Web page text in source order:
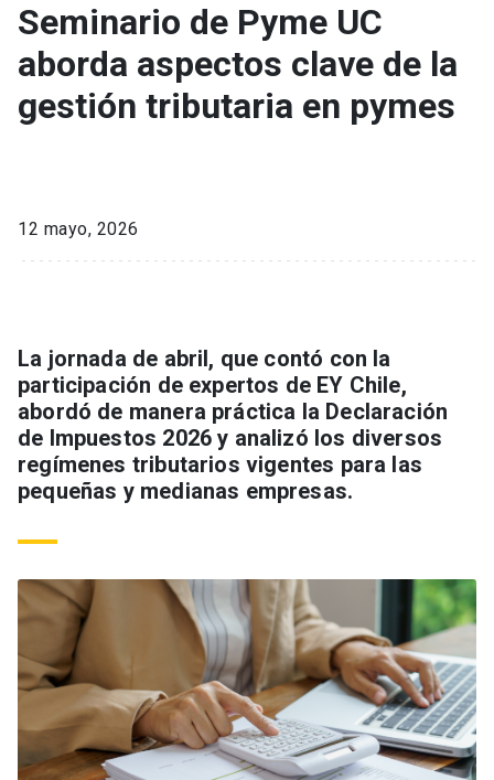
Seminario de Pyme UC
aborda aspectos clave de la
gestión tributaria en pymes
12 mayo, 2026
La jornada de abril, que contó con la
participación de expertos de EY Chile,
abordó de manera práctica la Declaración
de Impuestos 2026 y analizó los diversos
regímenes tributarios vigentes para las
pequeñas y medianas empresas.